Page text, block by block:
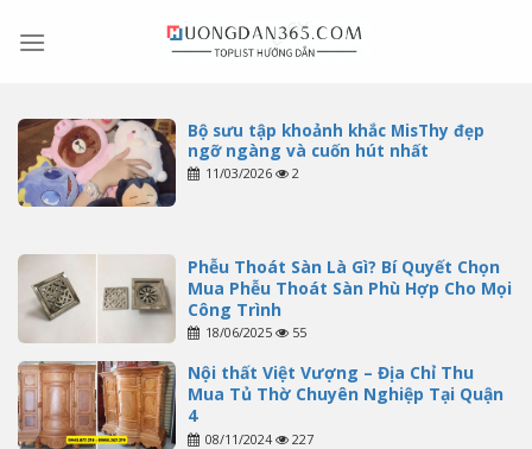
Bộ sưu tập khoảnh khắc MisThy đẹp
ngỡ ngàng và cuốn hút nhất
11/03/2026 2
Phễu Thoát Sàn Là Gì? Bí Quyết Chọn
Mua Phễu Thoát Sàn Phù Hợp Cho Mọi
Công Trình
18/06/2025 55
Nội thất Việt Vượng – Địa Chỉ Thu
Mua Tủ Thờ Chuyên Nghiệp Tại Quận
4
08/11/2024 227